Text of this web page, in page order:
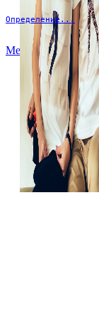
Определение...
Меню